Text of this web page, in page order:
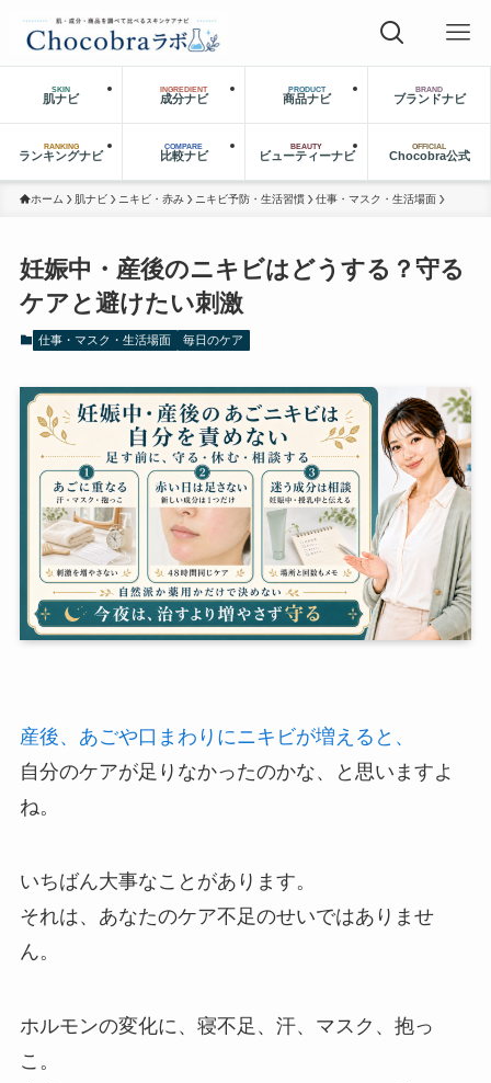
SKIN
肌ナビ
INGREDIENT
成分ナビ
PRODUCT
商品ナビ
BRAND
ブランドナビ
RANKING
ランキングナビ
COMPARE
比較ナビ
BEAUTY
ビューティーナビ
OFFICIAL
Chocobra公式
ホーム 肌ナビ ニキビ・赤み ニキビ予防・生活習慣 仕事・マスク・生活場面
妊娠中・産後のニキビはどうする？守る
ケアと避けたい刺激
仕事・マスク・生活場面 毎日のケア
産後、あごや口まわりにニキビが増えると、
自分のケアが足りなかったのかな、と思いますよ
ね。
いちばん大事なことがあります。
それは、あなたのケア不足のせいではありませ
ん。
ホルモンの変化に、寝不足、汗、マスク、抱っ
こ。